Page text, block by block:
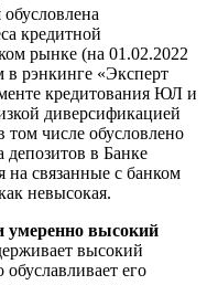
обусловлена
кредитной
рынке (на 01.02.2022
в рэнкинге «Эксперт
кредитования ЮЛ и
диверсификацией
том числе обусловлено
депозитов в Банке
на связанные с банком
невысокая.
умеренно высокий
высокий
обуславливает его